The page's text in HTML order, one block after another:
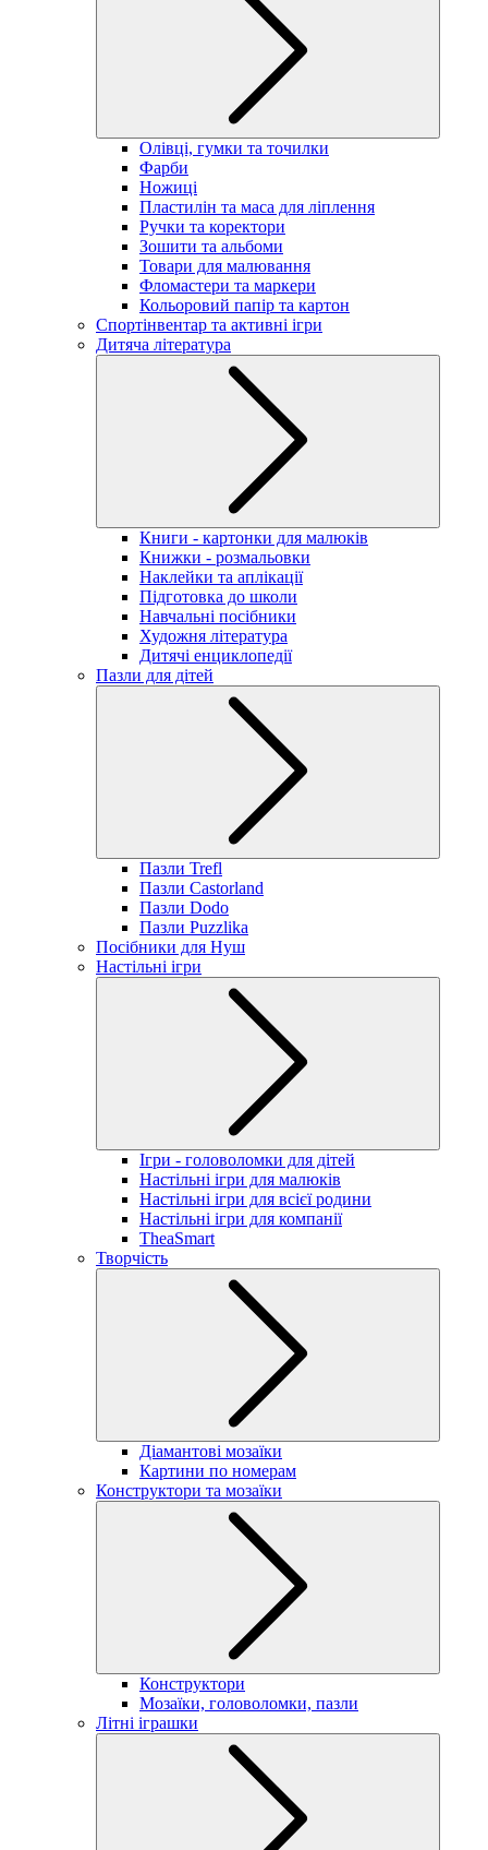
Олівці, гумки та точилки
Фарби
Ножиці
Пластилін та маса для ліплення
Ручки та коректори
Зошити та альбоми
Товари для малювання
Фломастери та маркери
Кольоровий папір та картон
Спортінвентар та активні ігри
Дитяча література
Книги - картонки для малюків
Книжки - розмальовки
Наклейки та аплікації
Підготовка до школи
Навчальні посібники
Художня література
Дитячі енциклопедії
Пазли для дітей
Пазли Trefl
Пазли Castorland
Пазли Dodo
Пазли Puzzlika
Посібники для Нуш
Настільні ігри
Ігри - головоломки для дітей
Настільні ігри для малюків
Настільні ігри для всієї родини
Настільні ігри для компанії
TheaSmart
Творчість
Діамантові мозаїки
Картини по номерам
Конструктори та мозаїки
Конструктори
Мозаїки, головоломки, пазли
Літні іграшки